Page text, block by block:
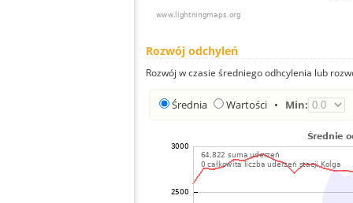
Rozwój odchyleń
Rozwój w czasie średniego odhcylenia lub
Średnia Wartości • Min: